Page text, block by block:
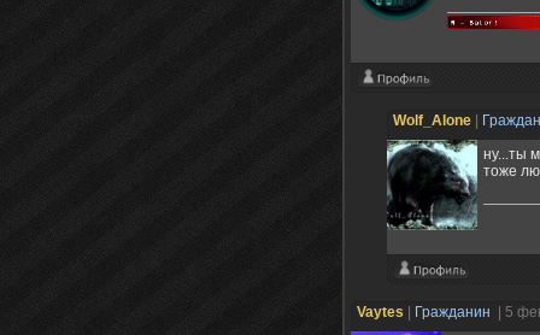
Wolf_Alone
ну...ты
тоже
Vaytes Гражданин
| 5